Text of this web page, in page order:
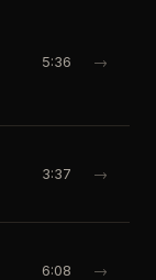
5:36 →
3:37 →
6:08 →